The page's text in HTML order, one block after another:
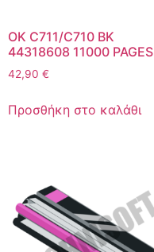
OK C711/C710 BK
44318608 11000 PAGES
42,90 €
Προσθήκη στο καλάθι